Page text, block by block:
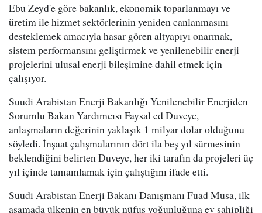
Ebu Zeyd'e göre bakanlık, ekonomik toparlanmayı ve
üretim ile hizmet sektörlerinin yeniden canlanmasını
desteklemek amacıyla hasar gören altyapıyı onarmak,
sistem performansını geliştirmek ve yenilenebilir enerji
projelerini ulusal enerji bileşimine dahil etmek için
çalışıyor.
Suudi Arabistan Enerji Bakanlığı Yenilenebilir Enerjiden
Sorumlu Bakan Yardımcısı Faysal ed Duveyc,
anlaşmaların değerinin yaklaşık 1 milyar dolar olduğunu
söyledi. İnşaat çalışmalarının dört ila beş yıl sürmesinin
beklendiğini belirten Duveyc, her iki tarafın da projeleri üç
yıl içinde tamamlamak için çalıştığını ifade etti.
Suudi Arabistan Enerji Bakanı Danışmanı Fuad Musa, ilk
aşamada ülkenin en büyük nüfus yoğunluğuna ev sahipliği